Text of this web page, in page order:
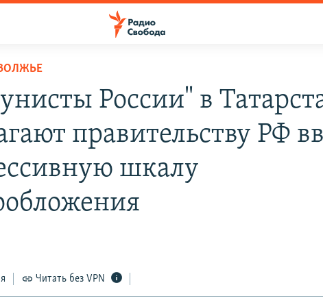
России" в
правительству РФ
шкалу
Читать без VPN